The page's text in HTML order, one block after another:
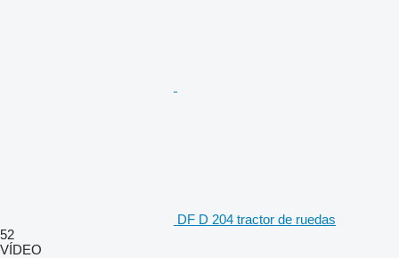
DF D 204 tractor de ruedas
52
VÍDEO